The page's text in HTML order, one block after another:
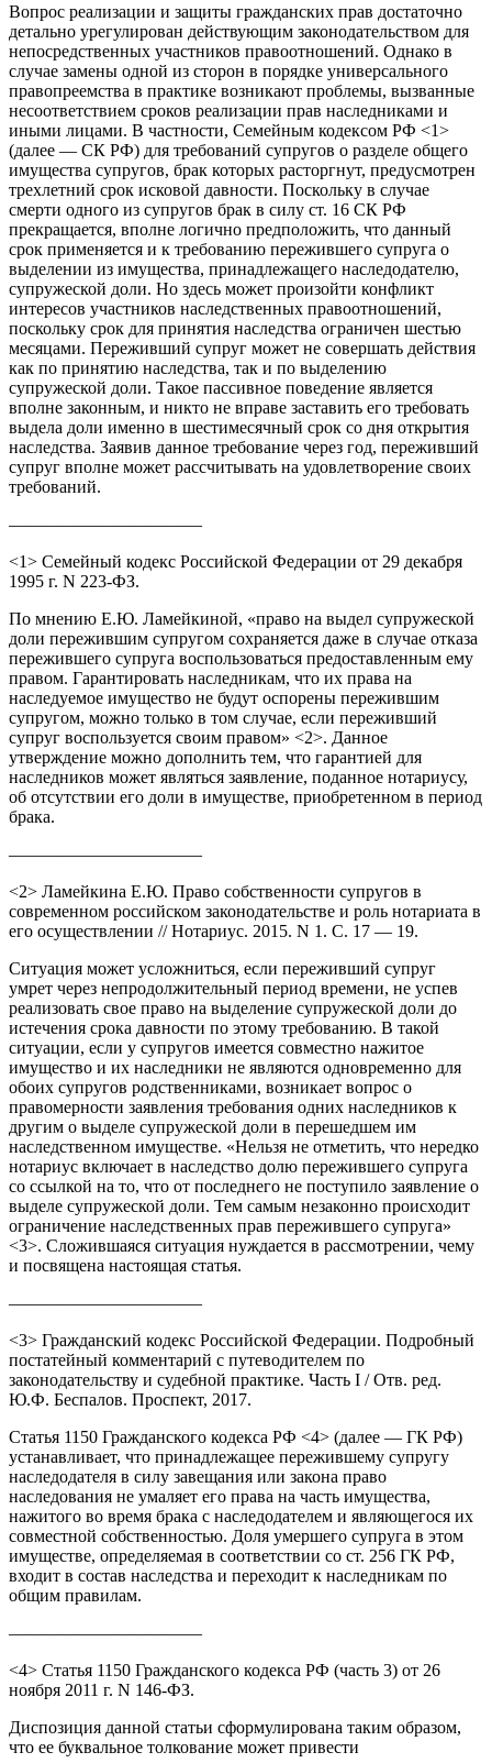
Вопрос реализации и защиты гражданских прав достаточно
детально урегулирован действующим законодательством для
непосредственных участников правоотношений. Однако в
случае замены одной из сторон в порядке универсального
правопреемства в практике возникают проблемы, вызванные
несоответствием сроков реализации прав наследниками и
иными лицами. В частности, Семейным кодексом РФ <1>
(далее — СК РФ) для требований супругов о разделе общего
имущества супругов, брак которых расторгнут, предусмотрен
трехлетний срок исковой давности. Поскольку в случае
смерти одного из супругов брак в силу ст. 16 СК РФ
прекращается, вполне логично предположить, что данный
срок применяется и к требованию пережившего супруга о
выделении из имущества, принадлежащего наследодателю,
супружеской доли. Но здесь может произойти конфликт
интересов участников наследственных правоотношений,
поскольку срок для принятия наследства ограничен шестью
месяцами. Переживший супруг может не совершать действия
как по принятию наследства, так и по выделению
супружеской доли. Такое пассивное поведение является
вполне законным, и никто не вправе заставить его требовать
выдела доли именно в шестимесячный срок со дня открытия
наследства. Заявив данное требование через год, переживший
супруг вполне может рассчитывать на удовлетворение своих
требований.
———————————
<1> Семейный кодекс Российской Федерации от 29 декабря
1995 г. N 223-ФЗ.
По мнению Е.Ю. Ламейкиной, «право на выдел супружеской
доли пережившим супругом сохраняется даже в случае отказа
пережившего супруга воспользоваться предоставленным ему
правом. Гарантировать наследникам, что их права на
наследуемое имущество не будут оспорены пережившим
супругом, можно только в том случае, если переживший
супруг воспользуется своим правом» <2>. Данное
утверждение можно дополнить тем, что гарантией для
наследников может являться заявление, поданное нотариусу,
об отсутствии его доли в имуществе, приобретенном в период
брака.
———————————
<2> Ламейкина Е.Ю. Право собственности супругов в
современном российском законодательстве и роль нотариата в
его осуществлении // Нотариус. 2015. N 1. С. 17 — 19.
Ситуация может усложниться, если переживший супруг
умрет через непродолжительный период времени, не успев
реализовать свое право на выделение супружеской доли до
истечения срока давности по этому требованию. В такой
ситуации, если у супругов имеется совместно нажитое
имущество и их наследники не являются одновременно для
обоих супругов родственниками, возникает вопрос о
правомерности заявления требования одних наследников к
другим о выделе супружеской доли в перешедшем им
наследственном имуществе. «Нельзя не отметить, что нередко
нотариус включает в наследство долю пережившего супруга
со ссылкой на то, что от последнего не поступило заявление о
выделе супружеской доли. Тем самым незаконно происходит
ограничение наследственных прав пережившего супруга»
<3>. Сложившаяся ситуация нуждается в рассмотрении, чему
и посвящена настоящая статья.
———————————
<3> Гражданский кодекс Российской Федерации. Подробный
постатейный комментарий с путеводителем по
законодательству и судебной практике. Часть I / Отв. ред.
Ю.Ф. Беспалов. Проспект, 2017.
Статья 1150 Гражданского кодекса РФ <4> (далее — ГК РФ)
устанавливает, что принадлежащее пережившему супругу
наследодателя в силу завещания или закона право
наследования не умаляет его права на часть имущества,
нажитого во время брака с наследодателем и являющегося их
совместной собственностью. Доля умершего супруга в этом
имуществе, определяемая в соответствии со ст. 256 ГК РФ,
входит в состав наследства и переходит к наследникам по
общим правилам.
———————————
<4> Статья 1150 Гражданского кодекса РФ (часть 3) от 26
ноября 2011 г. N 146-ФЗ.
Диспозиция данной статьи сформулирована таким образом,
что ее буквальное толкование может привести